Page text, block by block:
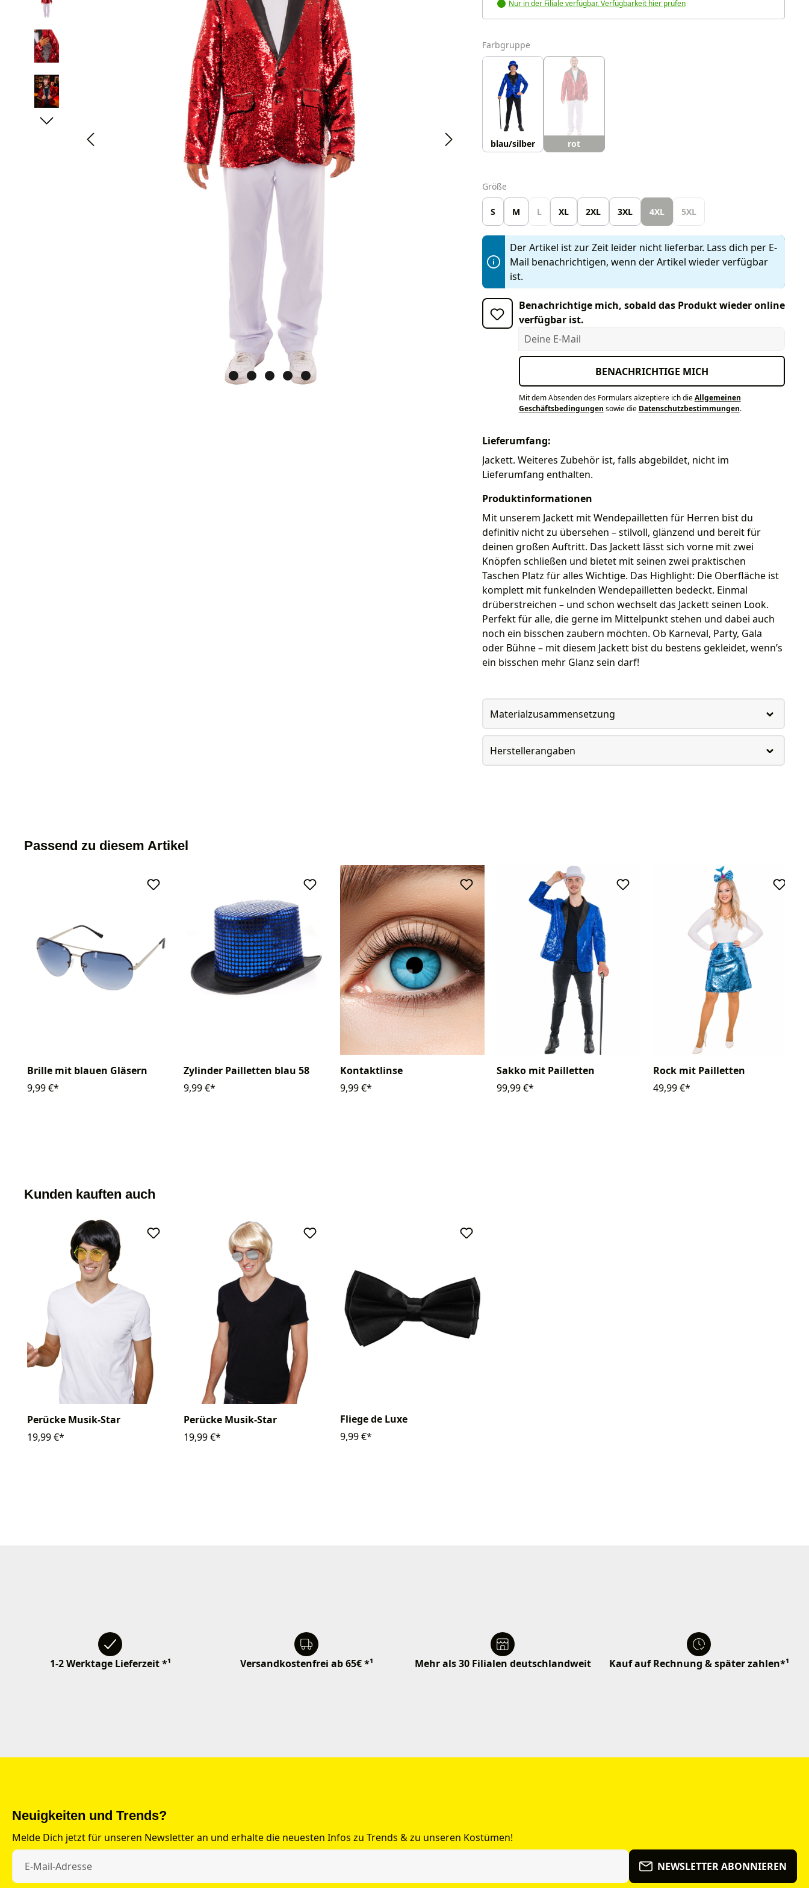
Nur in der Filiale verfügbar. Verfügbarkeit hier prüfen
Farbgruppeauswählen
blau/silber rot
Größeauswählen
S M L XL 2XL 3XL 4XL 5XL
Der Artikel ist zur Zeit leider nicht lieferbar. Lass dich per E-
Mail benachrichtigen, wenn der Artikel wieder verfügbar
ist.
Benachrichtige mich, sobald das Produkt wieder online
verfügbar ist.
Deine E-Mail
BENACHRICHTIGE MICH
Mit dem Absenden des Formulars akzeptiere ich dieAllgemeinen
Geschäftsbedingungen sowie die Datenschutzbestimmungen.
Lieferumfang:
Jackett. Weiteres Zubehör ist, falls abgebildet, nicht im
Lieferumfang enthalten.
Produktinformationen
Mit unserem Jackett mit Wendepailletten für Herren bist du
definitiv nicht zu übersehen – stilvoll, glänzend und bereit für
deinen großen Auftritt. Das Jackett lässt sich vorne mit zwei
Knöpfen schließen und bietet mit seinen zwei praktischen
Taschen Platz für alles Wichtige. Das Highlight: Die Oberfläche ist
komplett mit funkelnden Wendepailletten bedeckt. Einmal
drüberstreichen – und schon wechselt das Jackett seinen Look.
Perfekt für alle, die gerne im Mittelpunkt stehen und dabei auch
noch ein bisschen zaubern möchten. Ob Karneval, Party, Gala
oder Bühne – mit diesem Jackett bist du bestens gekleidet, wenn’s
ein bisschen mehr Glanz sein darf!
Materialzusammensetzung
Herstellerangaben
Passend zu diesem Artikel
Brille mit blauen Gläsern
9,99 €*
Zylinder Pailletten blau 58
9,99 €*
Kontaktlinse
9,99 €*
Sakko mit Pailletten
99,99 €*
Rock mit Pailletten
49,99 €*
Kunden kauften auch
Perücke Musik-Star
19,99 €*
Perücke Musik-Star
19,99 €*
Fliege de Luxe
9,99 €*
1-2 Werktage Lieferzeit *¹ Versandkostenfrei ab 65€ *¹ Mehr als 30 Filialen deutschlandweit Kauf auf Rechnung & später zahlen*¹
Neuigkeiten und Trends?
Melde Dich jetzt für unseren Newsletter an und erhalte die neuesten Infos zu Trends & zu unseren Kostümen!
NEWSLETTER ABONNIEREN